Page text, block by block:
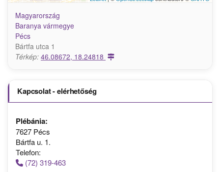
Magyarország
Baranya vármegye
Pécs
Bártfa utca 1
Térkép: 46.08672, 18.24818
Kapcsolat - elérhetőség
Plébánia:
7627 Pécs
Bártfa u. 1.
Telefon:
(72) 319-463